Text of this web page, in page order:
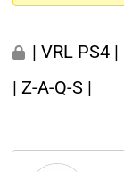
| VRL PS4
| Z-A-Q-S |